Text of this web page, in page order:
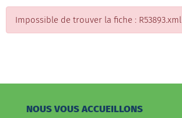
Impossible de trouver la fiche : R53893.xml
NOUS VOUS ACCUEILLONS